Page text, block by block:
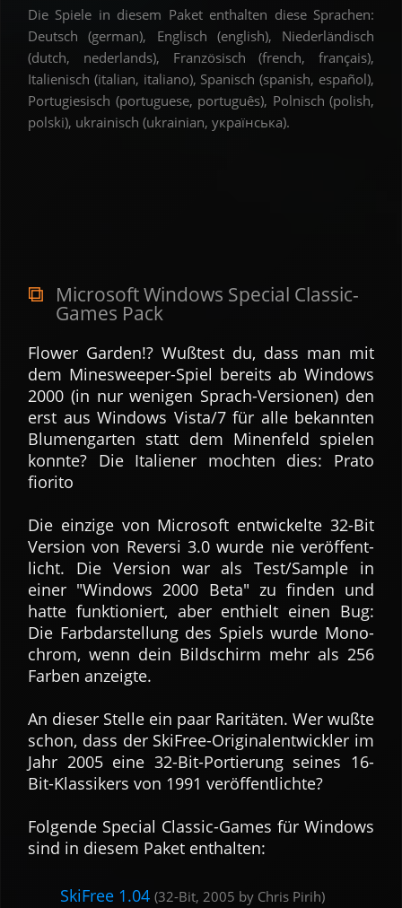
Die Spiele in diesem Paket enthalten diese Sprachen:
Deutsch (german), Englisch (english), Niederländisch
(dutch, nederlands), Französisch (french, français),
Italienisch (italian, italiano), Spanisch (spanish, español),
Portugiesisch (portuguese, português), Polnisch (polish,
polski), ukrainisch (ukrainian, українська).
Microsoft Windows Special Classic-
Games Pack
Flower Garden!? Wußtest du, dass man mit
dem Mine­sweeper-Spiel bereits ab Windows
2000 (in nur wenigen Sprach-Versionen) den
erst aus Windows Vista/7 für alle be­kannten
Blumen­garten statt dem Minen­feld spielen
konnte? Die Ita­liener mochten dies: Prato
fiorito
Die ein­zige von Microsoft ent­wickelte 32-Bit
Version von Reversi 3.0 wurde nie ver­öffent­
licht. Die Version war als Test/Sample in
einer "Windows 2000 Beta" zu finden und
hatte funk­tio­niert, aber ent­hielt einen Bug:
Die Farb­dar­stel­lung des Spiels wurde Mono­
chrom, wenn dein Bild­schirm mehr als 256
Farben anzeigte.
An dieser Stelle ein paar Rari­täten. Wer wußte
schon, dass der SkiFree-Origi­nal­ent­wickler im
Jahr 2005 eine 32-Bit-Portierung seines 16-
Bit-Klassikers von 1991 ver­öffent­lichte?
Fol­gende Special Classic-Games für Windows
sind in diesem Paket ent­halten:
SkiFree 1.04 (32-Bit, 2005 by Chris Pirih)